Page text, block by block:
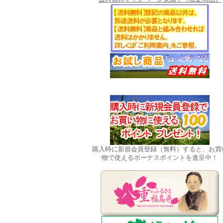
購入時に新規会員登録（無料）すると、お買
物で使えるボーナスポイントを進呈中！